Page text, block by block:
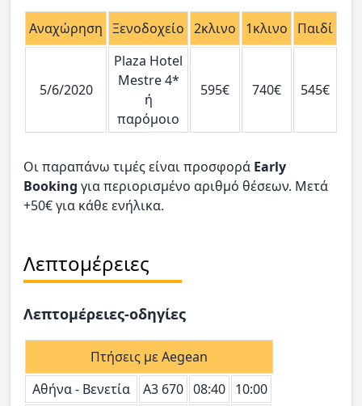
Αναχώρηση Ξενοδοχείο 2κλινο 1κλινο Παιδί
5/6/2020
Plaza Hotel
Mestre 4*
ή
παρόμοιο
595€ 740€ 545€
Οι παραπάνω τιμές είναι προσφορά Early
Booking για περιορισμένο αριθμό θέσεων. Μετά
+50€ για κάθε ενήλικα.
Λεπτομέρειες
Λεπτομέρειες-οδηγίες
Πτήσεις με Aegean
Αθήνα - Βενετία
Α3 670 08:40 10:00